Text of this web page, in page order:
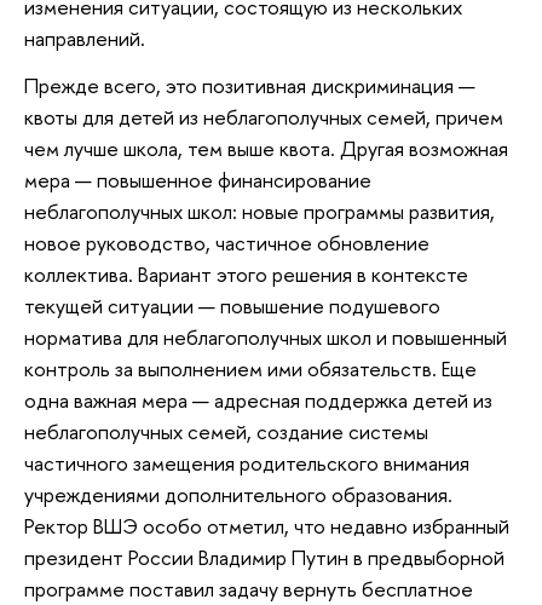
изменения ситуации, состоящую из нескольких
направлений.
Прежде всего, это позитивная дискриминация —
квоты для детей из неблагополучных семей, причем
чем лучше школа, тем выше квота. Другая возможная
мера — повышенное финансирование
неблагополучных школ: новые программы развития,
новое руководство, частичное обновление
коллектива. Вариант этого решения в контексте
текущей ситуации — повышение подушевого
норматива для неблагополучных школ и повышенный
контроль за выполнением ими обязательств. Еще
одна важная мера — адресная поддержка детей из
неблагополучных семей, создание системы
частичного замещения родительского внимания
учреждениями дополнительного образования.
Ректор ВШЭ особо отметил, что недавно избранный
президент России Владимир Путин в предвыборной
программе поставил задачу вернуть бесплатное